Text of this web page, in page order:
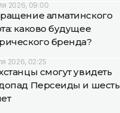
2026, 09:00
алматинского
каково будущее
бренда?
2026, 02:25
смогут увидеть
Персеиды и шесть